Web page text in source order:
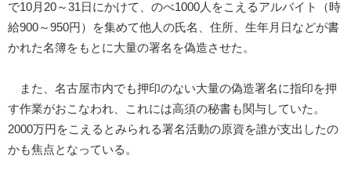
で10月20～31日にかけて、のべ1000人をこえるアルバイト（時
給900～950円）を集めて他人の氏名、住所、生年月日などが書
かれた名簿をもとに大量の署名を偽造させた。
また、名古屋市内でも押印のない大量の偽造署名に指印を押
す作業がおこなわれ、これには高須の秘書も関与していた。
2000万円をこえるとみられる署名活動の原資を誰が支出したの
かも焦点となっている。